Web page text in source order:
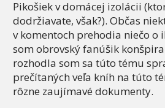
Pikošiek v domácej izolácii
dodržiavate, však?). Občas
v komentoch prehodia niečo o
som obrovský fanúšik
rozhodla som sa túto tému
prečítaných veľa kníh na túto
rôzne zaujímavé dokumenty.